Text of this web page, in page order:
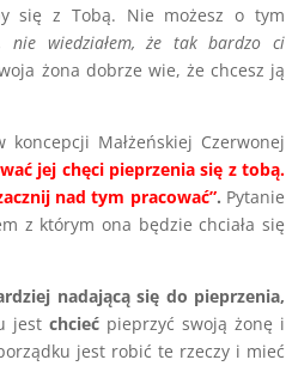
się z Tobą. Nie możesz o tym
nie wiedziałem, że tak bardzo ci
żona dobrze wie, że chcesz ją
Małżeńskiej Czerwonej
jej chęci pieprzenia się z tobą.
nad tym pracować”. Pytanie
z którym ona będzie chciała się
nadającą się do pieprzenia,
jestchcieć pieprzyć swoją żonę i
jest robić te rzeczy i mieć